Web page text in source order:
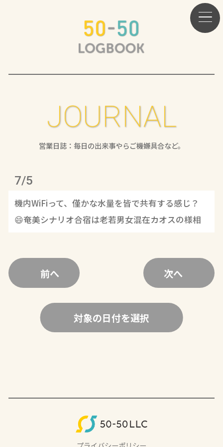
JOURNAL
営業日誌：毎日の出来事やらご機嫌具合など。
7/5
機内WiFiって、僅かな水量を皆で共有する感じ？
😄奄美シナリオ合宿は老若男女混在カオスの様相
前へ 次へ
対象の日付を選択